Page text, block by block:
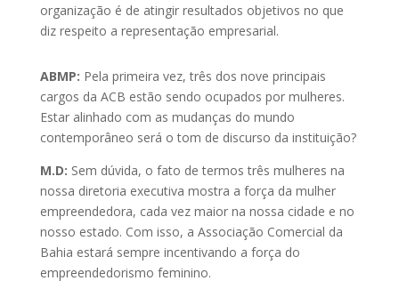
organização é de atingir resultados objetivos no que
diz respeito a representação empresarial.
ABMP: Pela primeira vez, três dos nove principais
cargos da ACB estão sendo ocupados por mulheres.
Estar alinhado com as mudanças do mundo
contemporâneo será o tom de discurso da instituição?
M.D: Sem dúvida, o fato de termos três mulheres na
nossa diretoria executiva mostra a força da mulher
empreendedora, cada vez maior na nossa cidade e no
nosso estado. Com isso, a Associação Comercial da
Bahia estará sempre incentivando a força do
empreendedorismo feminino.